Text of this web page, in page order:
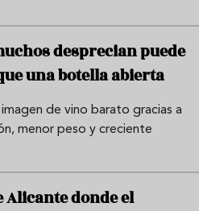
desprecian puede
una botella abierta
de vino barato gracias a
menor peso y creciente
Alicante donde el